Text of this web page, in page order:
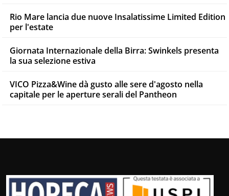
Rio Mare lancia due nuove Insalatissime Limited Edition
per l'estate
Giornata Internazionale della Birra: Swinkels presenta
la sua selezione estiva
VICO Pizza&Wine dà gusto alle sere d'agosto nella
capitale per le aperture serali del Pantheon